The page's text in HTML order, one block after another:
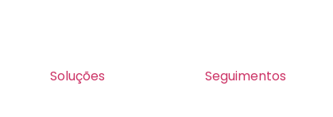
Soluções Seguimentos